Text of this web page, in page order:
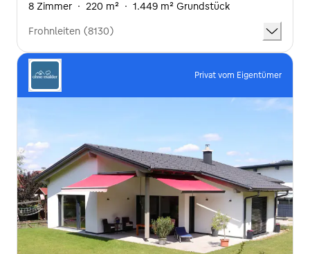
8 Zimmer · 220 m² · 1.449 m² Grundstück
Frohnleiten (8130)
Privat vom Eigentümer